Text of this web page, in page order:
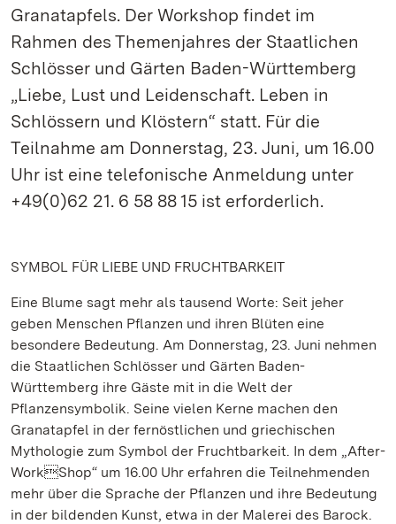
Granatapfels. Der Workshop findet im
Rahmen des Themenjahres der Staatlichen
Schlösser und Gärten Baden-Württemberg
„Liebe, Lust und Leidenschaft. Leben in
Schlössern und Klöstern“ statt. Für die
Teilnahme am Donnerstag, 23. Juni, um 16.00
Uhr ist eine telefonische Anmeldung unter
+49(0)62 21. 6 58 88 15 ist erforderlich.
SYMBOL FÜR LIEBE UND FRUCHTBARKEIT
Eine Blume sagt mehr als tausend Worte: Seit jeher
geben Menschen Pflanzen und ihren Blüten eine
besondere Bedeutung. Am Donnerstag, 23. Juni nehmen
die Staatlichen Schlösser und Gärten Baden-
Württemberg ihre Gäste mit in die Welt der
Pflanzensymbolik. Seine vielen Kerne machen den
Granatapfel in der fernöstlichen und griechischen
Mythologie zum Symbol der Fruchtbarkeit. In dem „After-
WorkShop“ um 16.00 Uhr erfahren die Teilnehmenden
mehr über die Sprache der Pflanzen und ihre Bedeutung
in der bildenden Kunst, etwa in der Malerei des Barock.